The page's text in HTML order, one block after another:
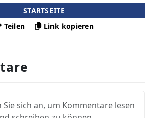
STARTSEITE
Teilen
Link kopieren
Sie sich an, um Kommentare lesen